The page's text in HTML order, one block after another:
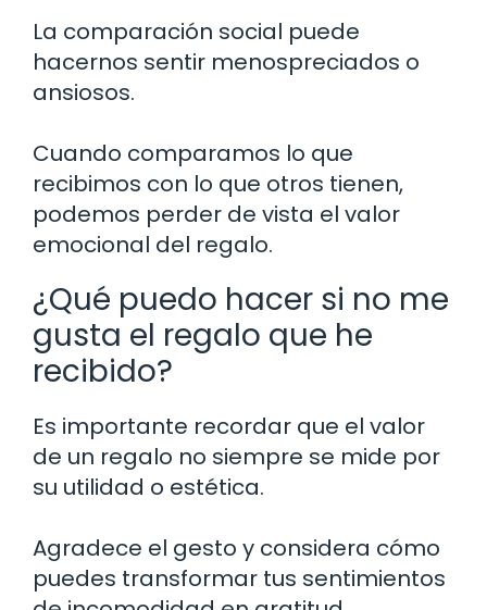
La comparación social puede
hacernos sentir menospreciados o
ansiosos.
Cuando comparamos lo que
recibimos con lo que otros tienen,
podemos perder de vista el valor
emocional del regalo.
¿Qué puedo hacer si no me
gusta el regalo que he
recibido?
Es importante recordar que el valor
de un regalo no siempre se mide por
su utilidad o estética.
Agradece el gesto y considera cómo
puedes transformar tus sentimientos